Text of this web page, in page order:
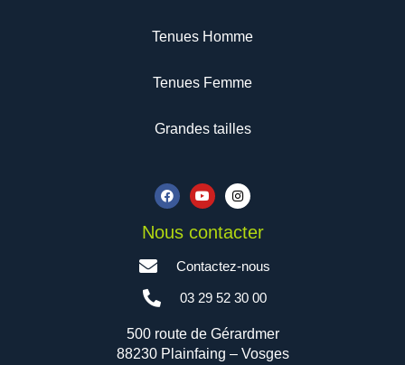
Tenues Homme
Tenues Femme
Grandes tailles
a
c
b
o
o
u
u
b
n
s
a
g
a
Nous contacter
Contactez-nous
03 29 52 30 00
500 route de Gérardmer
88230 Plainfaing – Vosges